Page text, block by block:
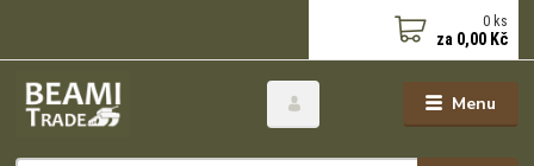
Menu
0 ks
za 0,00 Kč